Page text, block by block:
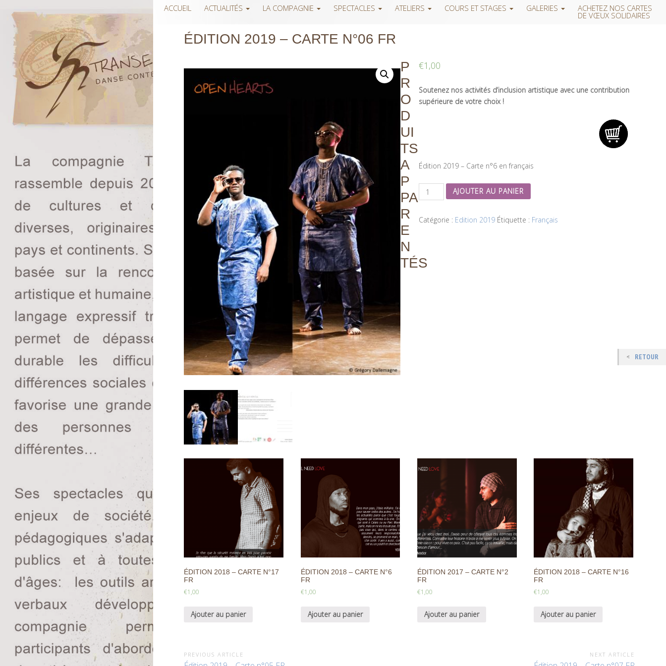
ÉDITION 2019 – CARTE N°06 FR
€1,00
Soutenez nos activités d’inclusion artistique avec une contribution
supérieure de votre choix !
Édition 2019 – Carte n°6 en français
AJOUTER AU PANIER
Catégorie : Edition 2019 Étiquette : Français
P
R
O
D
UI
TS
A
P
PA
R
E
N
TÉS
ÉDITION 2018 – CARTE N°17
FR
€1,00
Ajouter au panier
ÉDITION 2018 – CARTE N°6
FR
€1,00
Ajouter au panier
ÉDITION 2017 – CARTE N°2
FR
€1,00
Ajouter au panier
ÉDITION 2018 – CARTE N°16
FR
€1,00
Ajouter au panier
PREVIOUS ARTICLE NEXT ARTICLE
RETOUR
ACCUEIL ACTUALITÉS LA COMPAGNIE SPECTACLES ATELIERS COURS ET STAGES GALERIES ACHETEZ NOS CARTES
DE VŒUX SOLIDAIRES